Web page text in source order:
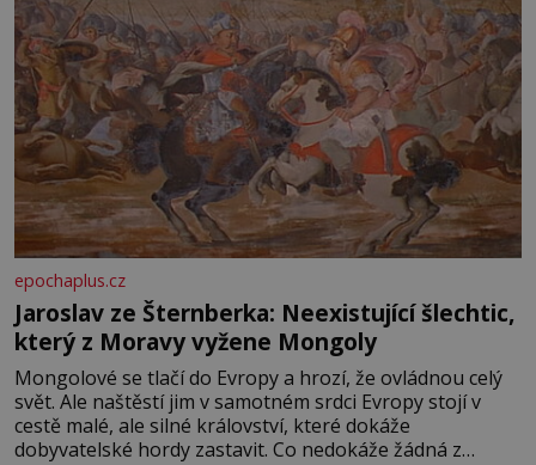
epochaplus.cz
Jaroslav ze Šternberka: Neexistující šlechtic,
který z Moravy vyžene Mongoly
Mongolové se tlačí do Evropy a hrozí, že ovládnou celý
svět. Ale naštěstí jim v samotném srdci Evropy stojí v
cestě malé, ale silné království, které dokáže
dobyvatelské hordy zastavit. Co nedokáže žádná z